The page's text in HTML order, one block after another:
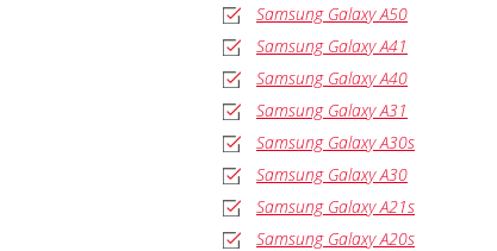
Samsung Galaxy A50
Samsung Galaxy A41
Samsung Galaxy A40
Samsung Galaxy A31
Samsung Galaxy A30s
Samsung Galaxy A30
Samsung Galaxy A21s
Samsung Galaxy A20s